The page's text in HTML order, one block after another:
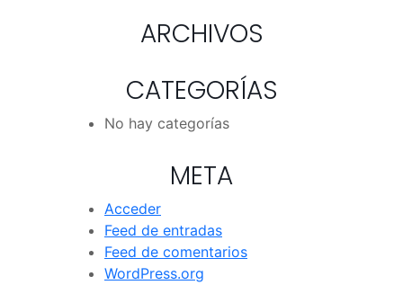
ARCHIVOS
CATEGORÍAS
No hay categorías
META
Acceder
Feed de entradas
Feed de comentarios
WordPress.org